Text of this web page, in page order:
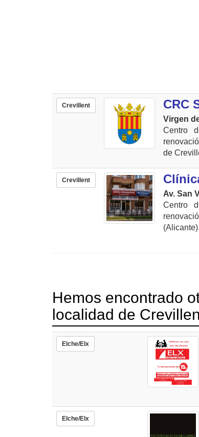
Crevillent CRC
Virgen
Centro
de
Crevillent
Av. San
Centro
Hemos encontrado
localidad de
Elche/Elx
Elche/Elx